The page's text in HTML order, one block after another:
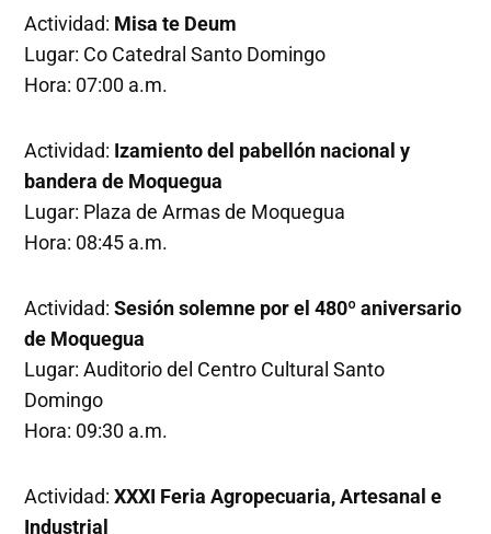
Actividad: Misa te Deum
Lugar: Co Catedral Santo Domingo
Hora: 07:00 a.m.
Actividad: Izamiento del pabellón nacional y
bandera de Moquegua
Lugar: Plaza de Armas de Moquegua
Hora: 08:45 a.m.
Actividad:Sesión solemne por el 480º aniversario
de Moquegua
Lugar: Auditorio del Centro Cultural Santo
Domingo
Hora: 09:30 a.m.
Actividad:XXXI Feria Agropecuaria, Artesanal e
Industrial